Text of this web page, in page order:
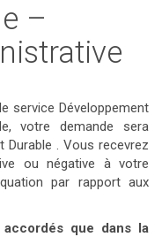
–
service Développement
votre demande sera
Durable . Vous recevrez
ou négative à votre
par rapport aux
accordés que dans la